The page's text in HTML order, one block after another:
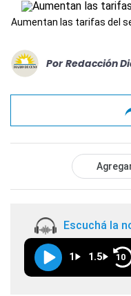
Aumentan las tarifas del
Por Redacción
Escuchá la
1 1.5 10